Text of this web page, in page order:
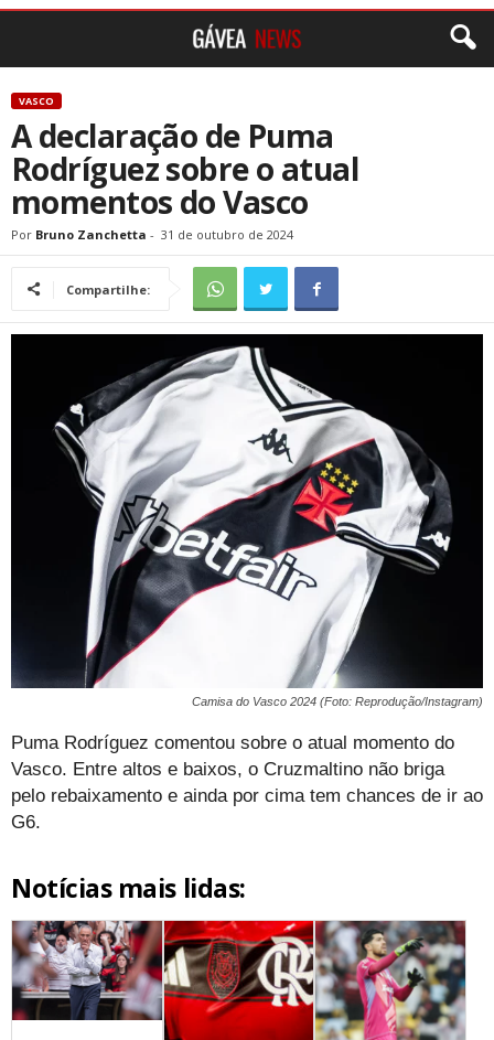
VASCO
A declaração de Puma
Rodríguez sobre o atual
momentos do Vasco
Por Bruno Zanchetta - 31 de outubro de 2024
Compartilhe:
Camisa do Vasco 2024 (Foto: Reprodução/Instagram)
Puma Rodríguez comentou sobre o atual momento do
Vasco. Entre altos e baixos, o Cruzmaltino não briga
pelo rebaixamento e ainda por cima tem chances de ir ao
G6.
Notícias mais lidas: